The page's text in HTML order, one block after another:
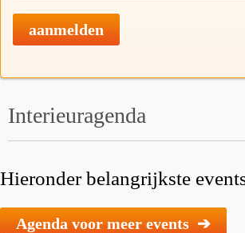
aanmelden
Interieuragenda
Hieronder belangrijkste
Agenda voor meer events ➔